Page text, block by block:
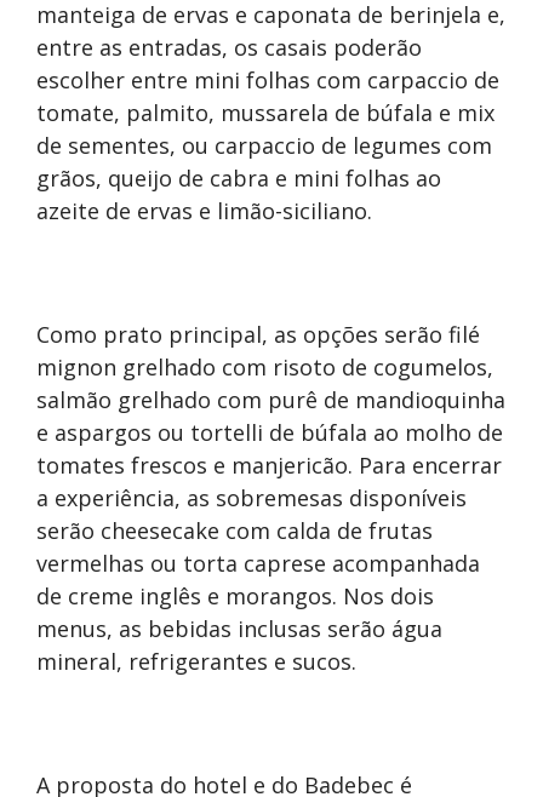
manteiga de ervas e caponata de berinjela e,
entre as entradas, os casais poderão
escolher entre mini folhas com carpaccio de
tomate, palmito, mussarela de búfala e mix
de sementes, ou carpaccio de legumes com
grãos, queijo de cabra e mini folhas ao
azeite de ervas e limão-siciliano.
Como prato principal, as opções serão filé
mignon grelhado com risoto de cogumelos,
salmão grelhado com purê de mandioquinha
e aspargos ou tortelli de búfala ao molho de
tomates frescos e manjericão. Para encerrar
a experiência, as sobremesas disponíveis
serão cheesecake com calda de frutas
vermelhas ou torta caprese acompanhada
de creme inglês e morangos. Nos dois
menus, as bebidas inclusas serão água
mineral, refrigerantes e sucos.
A proposta do hotel e do Badebec é